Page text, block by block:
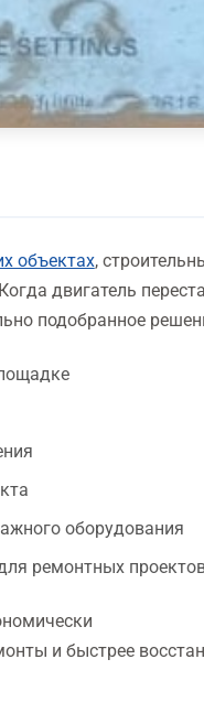
объектах,
двигатель
подобранное
оборудования
ремонтных
и быстрее